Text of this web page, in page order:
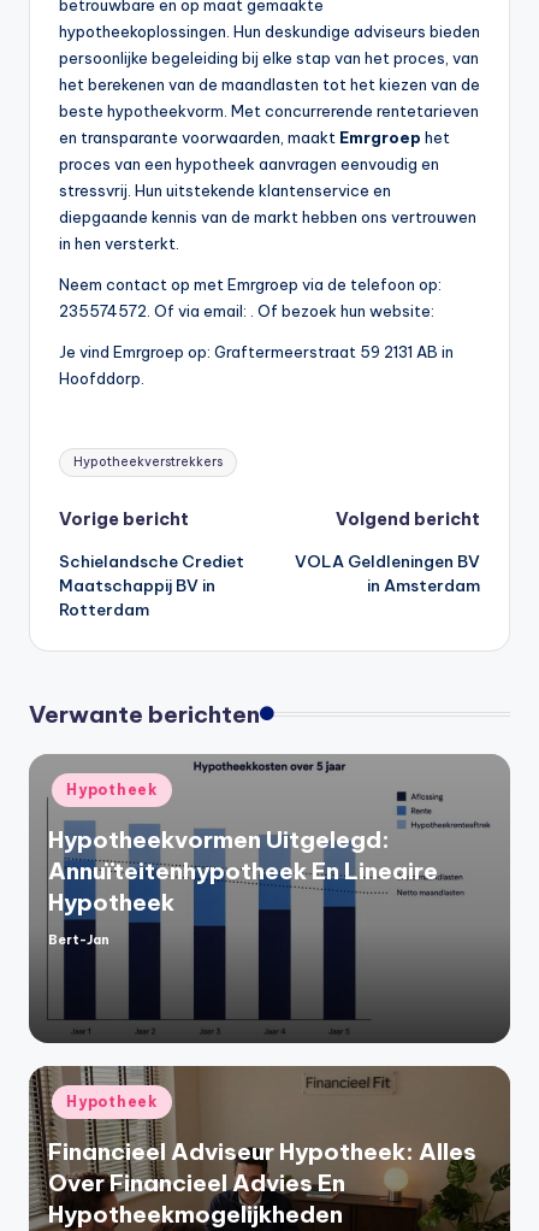
betrouwbare en op maat gemaakte
hypotheekoplossingen. Hun deskundige adviseurs bieden
persoonlijke begeleiding bij elke stap van het proces, van
het berekenen van de maandlasten tot het kiezen van de
beste hypotheekvorm. Met concurrerende rentetarieven
en transparante voorwaarden, maakt Emrgroep het
proces van een hypotheek aanvragen eenvoudig en
stressvrij. Hun uitstekende klantenservice en
diepgaande kennis van de markt hebben ons vertrouwen
in hen versterkt.
Neem contact op met Emrgroep via de telefoon op:
235574572. Of via email: . Of bezoek hun website:
Je vind Emrgroep op: Graftermeerstraat 59 2131 AB in
Hoofddorp.
Tags:
Hypotheekverstrekkers
Bericht
navigatie
Vorige bericht
Schielandsche Crediet
Maatschappij BV in
Rotterdam
Volgend bericht
VOLA Geldleningen BV
in Amsterdam
Verwante berichten
Geplaatst
in
Hypotheek
Hypotheekvormen Uitgelegd:
Annuïteitenhypotheek En Lineaire
Hypotheek
Geplaatst
Bert-Jan
Geplaatst
in
Hypotheek
Financieel Adviseur Hypotheek: Alles
Over Financieel Advies En
Hypotheekmogelijkheden